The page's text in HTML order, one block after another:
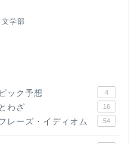
学部
ック予想 4
わざ 16
レーズ・イディオム 54